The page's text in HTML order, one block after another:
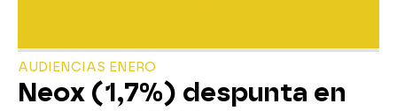
AUDIENCIAS ENERO
Neox (1,7%) despunta en